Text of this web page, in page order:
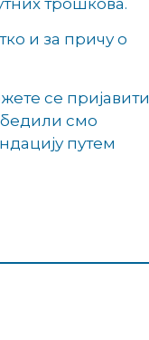
и за причу о
се пријавити
смо
путем